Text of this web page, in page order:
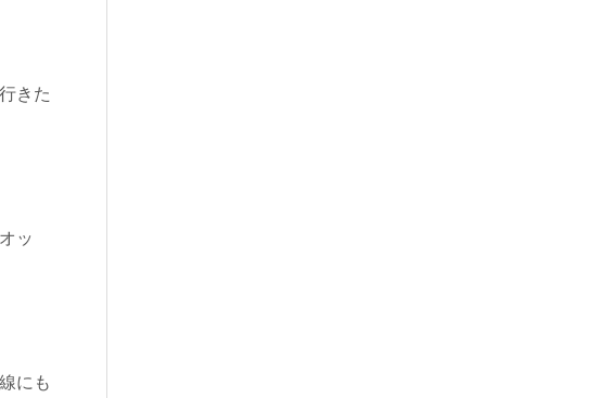
きた
ッ
にも